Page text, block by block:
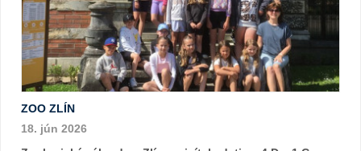
ZOO ZLÍN
18. jún 2026